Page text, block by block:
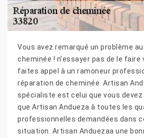
Vous avez remarqué un problème
cheminée ! n’essayer pas de le faire
faites appel à un ramoneur
réparation de cheminée. Artisan
spécialiste est celui que vous devez
que Artisan Andueza à toutes les
professionnelles demandées dans
situation. Artisan Anduezaa une